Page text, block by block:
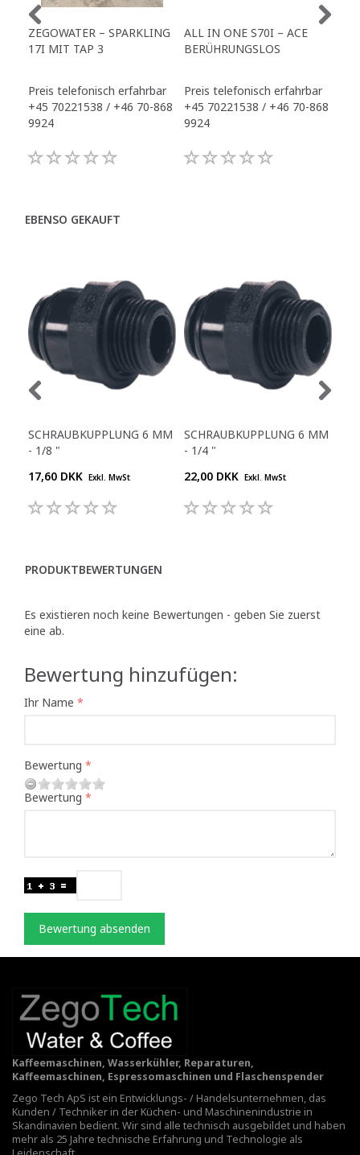
ZEGOWATER – SPARKLING
17I MIT TAP 3
Preis telefonisch erfahrbar
+45 70221538 / +46 70-868
9924
ALL IN ONE S70I – ACE
BERÜHRUNGSLOS
Preis telefonisch erfahrbar
+45 70221538 / +46 70-868
9924
EBENSO GEKAUFT
SCHRAUBKUPPLUNG 6 MM
- 1/8 "
17,60 DKK Exkl. MwSt
SCHRAUBKUPPLUNG 6 MM
- 1/4 "
22,00 DKK Exkl. MwSt
PRODUKTBEWERTUNGEN
Es existieren noch keine Bewertungen - geben Sie zuerst
eine ab.
Bewertung hinzufügen:
Ihr Name
Bewertung
Bewertung
Bewertung absenden
Kaffeemaschinen, Wasserkühler, Reparaturen,
Kaffeemaschinen, Espressomaschinen und Flaschenspender
Zego Tech ApS ist ein Entwicklungs- / Handelsunternehmen, das
Kunden / Techniker in der Küchen- und Maschinenindustrie in
Skandinavien bedient. Wir sind alle technisch ausgebildet und haben
mehr als 25 Jahre technische Erfahrung und Technologie als